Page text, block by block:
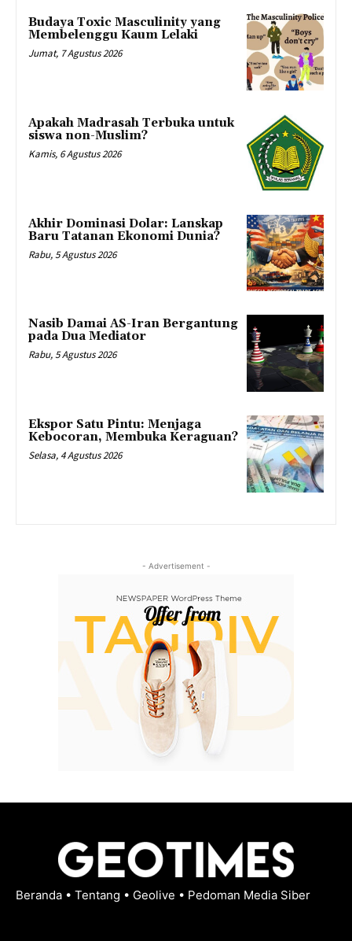
Budaya Toxic Masculinity yang
Membelenggu Kaum Lelaki
Jumat, 7 Agustus 2026
Apakah Madrasah Terbuka untuk
siswa non-Muslim?
Kamis, 6 Agustus 2026
Akhir Dominasi Dolar: Lanskap
Baru Tatanan Ekonomi Dunia?
Rabu, 5 Agustus 2026
Nasib Damai AS-Iran Bergantung
pada Dua Mediator
Rabu, 5 Agustus 2026
Ekspor Satu Pintu: Menjaga
Kebocoran, Membuka Keraguan?
Selasa, 4 Agustus 2026
- Advertisement -
Beranda • Tentang • Geolive • Pedoman Media Siber